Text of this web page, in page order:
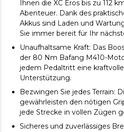
Ihnen die XC Eros bis zu 112
Abenteuer. Dank des
Akkus sind Laden und
Sie immer bereit für Ihr
Unaufhaltsame Kraft: Das
der 80 Nm Bafang M410-
jedem Pedaltritt eine
Unterstützung.
Bezwingen Sie jedes Terrain:
gewährleisten den nötigen
jede Strecke in vollen Zügen
Sicheres und zuverlässiges